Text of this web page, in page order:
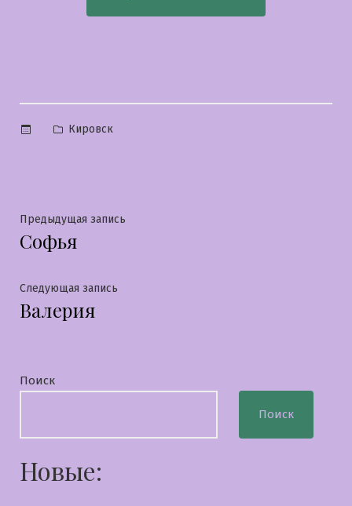
Опубликовано
Кировск
Навигация
по
записям
Предыдущая запись
Софья
Следующая запись
Валерия
Поиск
Поиск
Новые: